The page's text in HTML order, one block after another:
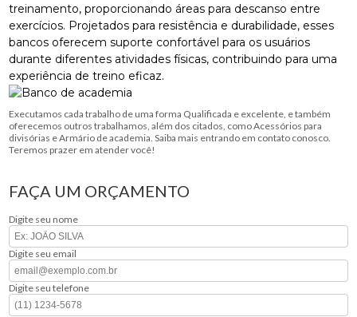
treinamento, proporcionando áreas para descanso entre
exercícios. Projetados para resistência e durabilidade, esses
bancos oferecem suporte confortável para os usuários
durante diferentes atividades físicas, contribuindo para uma
experiência de treino eficaz.
Executamos cada trabalho de uma forma Qualificada e excelente, e também
oferecemos outros trabalhamos, além dos citados, como Acessórios para
divisórias e Armário de academia. Saiba mais entrando em contato conosco.
Teremos prazer em atender você!
FAÇA UM ORÇAMENTO
Digite seu nome
Digite seu email
Digite seu telefone